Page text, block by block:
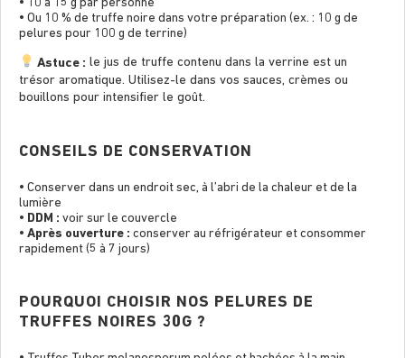
• 10 à 15 g par personne
• Ou 10 % de truffe noire dans votre préparation (ex. : 10 g de
pelures pour 100 g de terrine)
Astuce : le jus de truffe contenu dans la verrine est un
trésor aromatique. Utilisez-le dans vos sauces, crèmes ou
bouillons pour intensiﬁer le goût.
CONSEILS DE CONSERVATION
• Conserver dans un endroit sec, à l’abri de la chaleur et de la
lumière
• DDM : voir sur le couvercle
• Après ouverture : conserver au réfrigérateur et consommer
rapidement (5 à 7 jours)
POURQUOI CHOISIR NOS PELURES DE
TRUFFES NOIRES 30G ?